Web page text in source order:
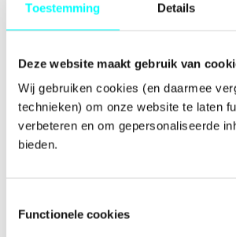
Toestemming Details
Deze website maakt gebruik van
Wij gebruiken cookies (en daarmee
technieken) om onze website te laten
verbeteren en om gepersonaliseerde
bieden.
Functionele cookies
-side